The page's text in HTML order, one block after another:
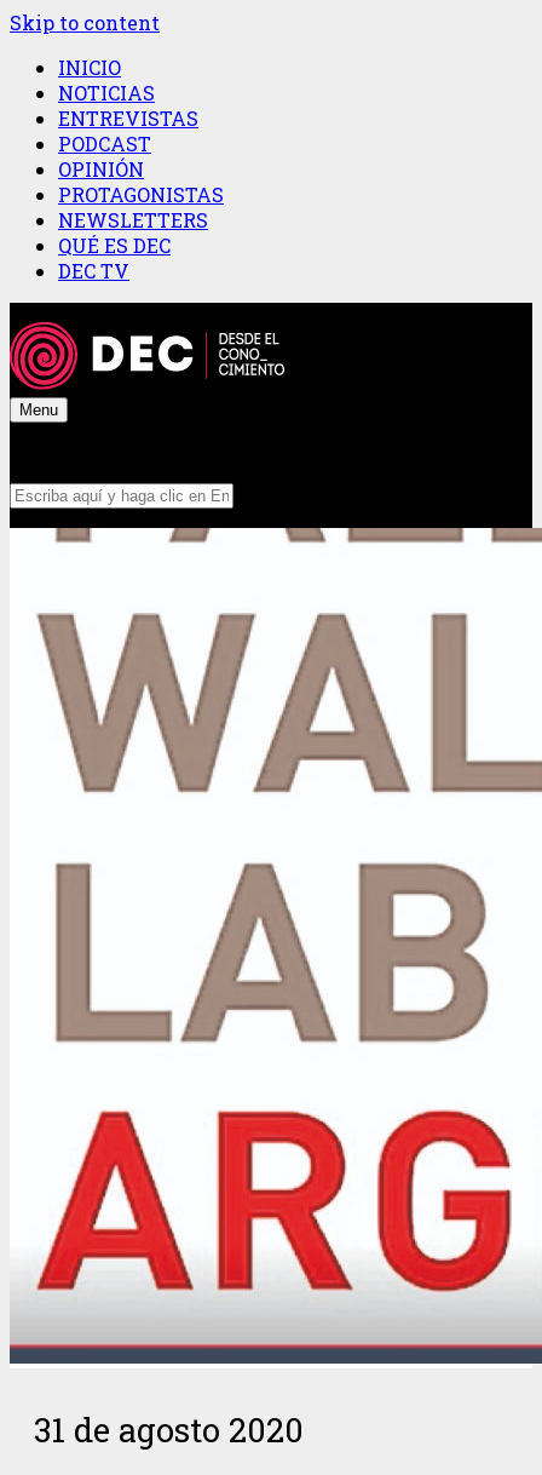
Skip to content
INICIO
NOTICIAS
ENTREVISTAS
PODCAST
OPINIÓN
PROTAGONISTAS
NEWSLETTERS
QUÉ ES DEC
DEC TV
Menu
31 de agosto 2020